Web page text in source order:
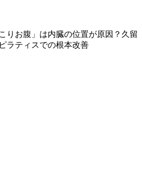
りお腹」は内臓の位置が原因？久留
ラティスでの根本改善